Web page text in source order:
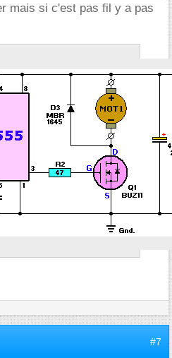
mais si c'est pas fil y a pas
#7